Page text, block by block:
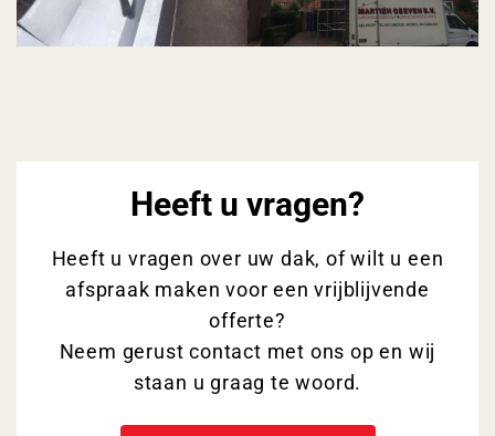
Heeft u vragen?
Heeft u vragen over uw dak, of wilt u een
afspraak maken voor een vrijblijvende
offerte?
Neem gerust contact met ons op en wij
staan u graag te woord.